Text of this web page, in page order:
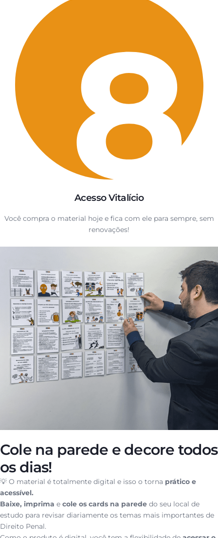
Acesso Vitalício
Você compra o material hoje e fica com ele para sempre, sem
renovações!
Cole na parede e decore todos
os dias!
💡 O material é totalmente digital e isso o torna prático e
acessível.
Baixe, imprima e cole os cards na parede do seu local de
estudo para revisar diariamente os temas mais importantes de
Direito Penal.